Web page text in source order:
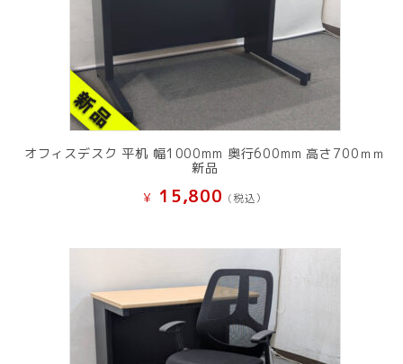
オフィスデスク 平机 幅1000mm 奥行600mm 高さ700ｍｍ
新品
¥ 15,800 (税込）